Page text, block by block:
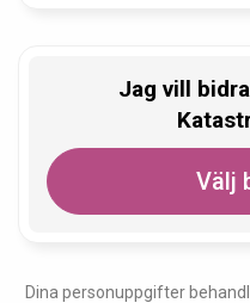
Jag vill
Välj
Dina personuppgifter